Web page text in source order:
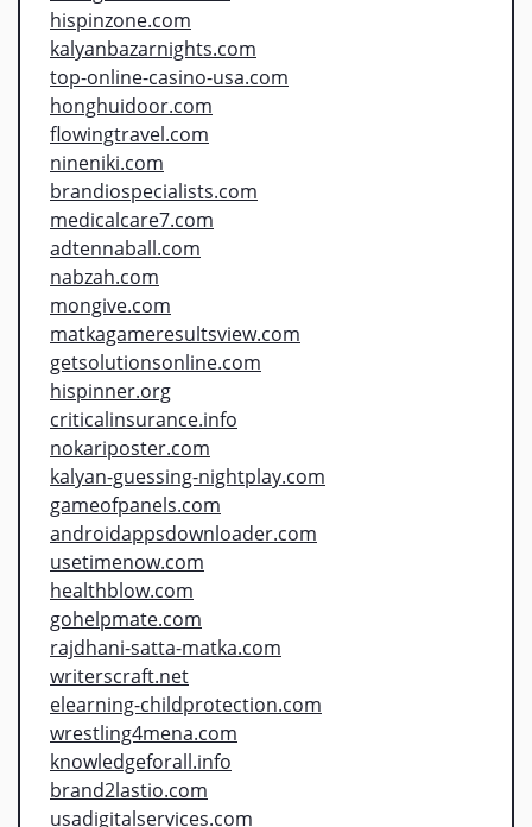
hispinzone.com
kalyanbazarnights.com
top-online-casino-usa.com
honghuidoor.com
flowingtravel.com
nineniki.com
brandiospecialists.com
medicalcare7.com
adtennaball.com
nabzah.com
mongive.com
matkagameresultsview.com
getsolutionsonline.com
hispinner.org
criticalinsurance.info
nokariposter.com
kalyan-guessing-nightplay.com
gameofpanels.com
androidappsdownloader.com
usetimenow.com
healthblow.com
gohelpmate.com
rajdhani-satta-matka.com
writerscraft.net
elearning-childprotection.com
wrestling4mena.com
knowledgeforall.info
brand2lastio.com
usadigitalservices.com